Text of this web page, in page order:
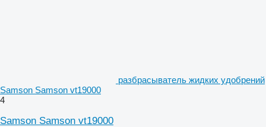
разбрасыватель жидких удобрений
Samson Samson vt19000
4
Samson Samson vt19000